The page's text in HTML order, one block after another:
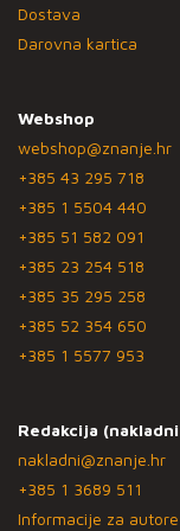
Dostava
Darovna kartica
Webshop
webshop@znanje.hr
+385 43 295 718
+385 1 5504 440
+385 51 582 091
+385 23 254 518
+385 35 295 258
+385 52 354 650
+385 1 5577 953
Redakcija
nakladni@znanje.hr
+385 1 3689 511
Informacije za